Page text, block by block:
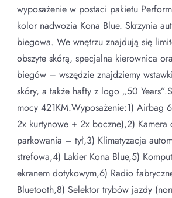
wyposażenie w postaci pakietu
kolor nadwozia Kona Blue. Skrzynia
biegowa. We wnętrzu znajdują się
obszyte skórą, specjalna kierownica
biegów – wszędzie znajdziemy
skóry, a także hafty z logo „50
mocy 421KM.Wyposażenie:1) Airbag
2x kurtynowe + 2x boczne),2)
parkowania – tył,3) Klimatyzacja
strefowa,4) Lakier Kona Blue,5)
ekranem dotykowym,6) Radio
Bluetooth,8) Selektor trybów jazdy